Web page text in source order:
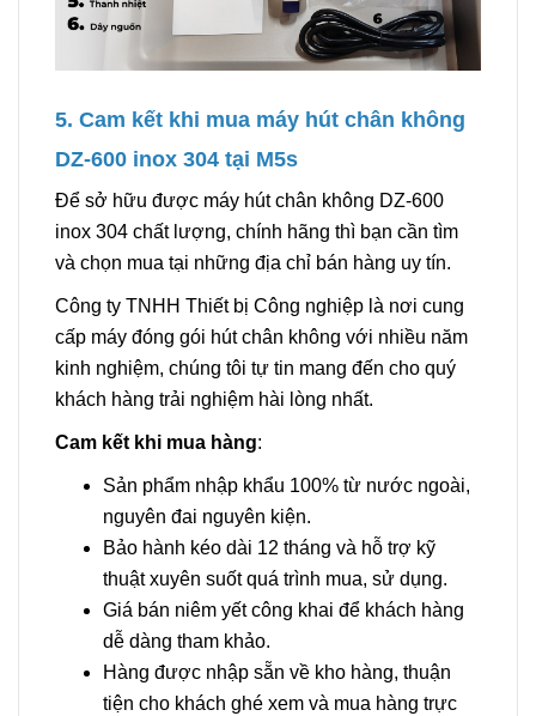
5. Cam kết khi mua máy hút chân không
DZ-600 inox 304 tại M5s
Để sở hữu được máy hút chân không DZ-600
inox 304 chất lượng, chính hãng thì bạn cần tìm
và chọn mua tại những địa chỉ bán hàng uy tín.
Công ty TNHH Thiết bị Công nghiệp là nơi cung
cấp máy đóng gói hút chân không với nhiều năm
kinh nghiệm, chúng tôi tự tin mang đến cho quý
khách hàng trải nghiệm hài lòng nhất.
Cam kết khi mua hàng:
Sản phẩm nhập khẩu 100% từ nước ngoài,
nguyên đai nguyên kiện.
Bảo hành kéo dài 12 tháng và hỗ trợ kỹ
thuật xuyên suốt quá trình mua, sử dụng.
Giá bán niêm yết công khai để khách hàng
dễ dàng tham khảo.
Hàng được nhập sẵn về kho hàng, thuận
tiện cho khách ghé xem và mua hàng trực